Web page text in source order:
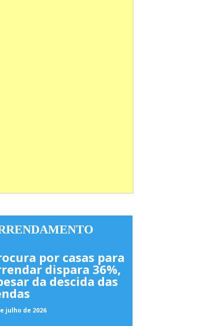
por casas para
dispara 36%,
da descida das
julho de 2026